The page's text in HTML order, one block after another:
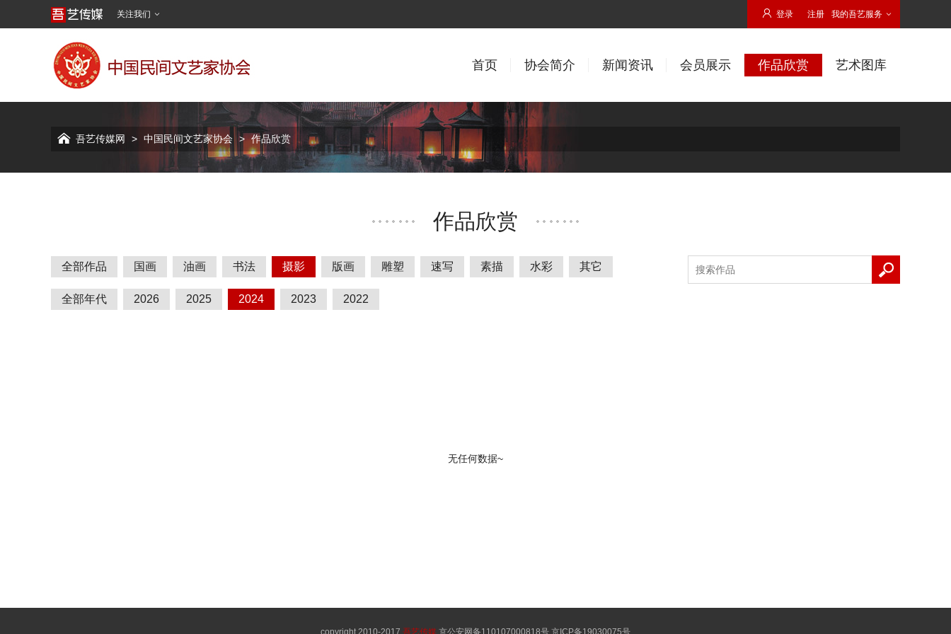
关注我们  我的吾艺服务 
 登录 注册
首页 协会简介 新闻资讯 会员展示 作品欣赏 艺术图库
 吾艺传媒网 > 中国民间文艺家协会 > 作品欣赏
作品欣赏
全部作品 国画 油画 书法 摄影 版画 雕塑 速写 素描 水彩 其它
全部年代 2026 2025 2024 2023 2022
无任何数据~
copyright 2010-2017 吾艺传媒 京公安网备110107000818号 京ICP备19030075号